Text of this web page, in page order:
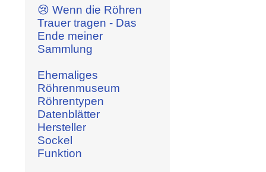
😢 Wenn die Röhren
Trauer tragen - Das
Ende meiner
Sammlung
Ehemaliges
Röhrenmuseum
Röhrentypen
Datenblätter
Hersteller
Sockel
Funktion